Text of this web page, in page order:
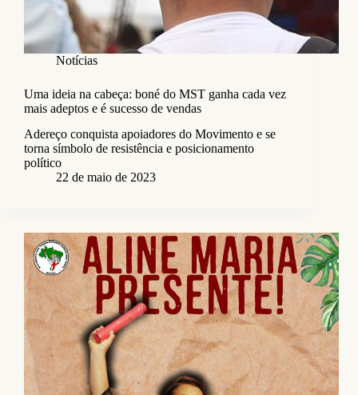
Notícias
Uma ideia na cabeça: boné do MST ganha cada vez
mais adeptos e é sucesso de vendas
Adereço conquista apoiadores do Movimento e se
torna símbolo de resistência e posicionamento
político
22 de maio de 2023